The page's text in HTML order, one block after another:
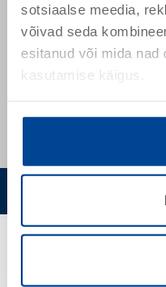
sotsiaalse meedia,
võivad seda
esitanud või mida nad
kasutamise käigus.
+ 372 51 64
+ 372 53444931